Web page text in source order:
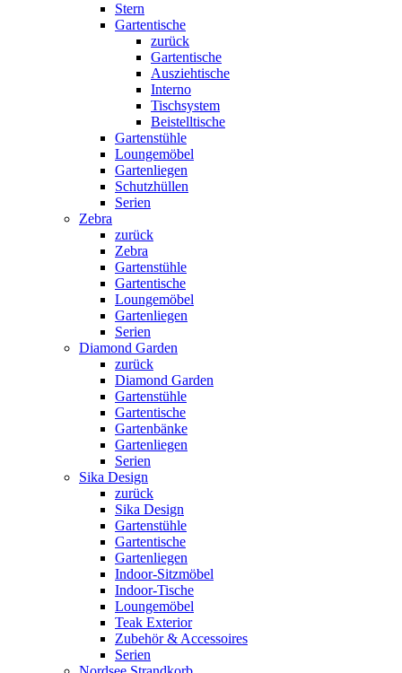
Stern
Gartentische
zurück
Gartentische
Ausziehtische
Interno
Tischsystem
Beistelltische
Gartenstühle
Loungemöbel
Gartenliegen
Schutzhüllen
Serien
Zebra
zurück
Zebra
Gartenstühle
Gartentische
Loungemöbel
Gartenliegen
Serien
Diamond Garden
zurück
Diamond Garden
Gartenstühle
Gartentische
Gartenbänke
Gartenliegen
Serien
Sika Design
zurück
Sika Design
Gartenstühle
Gartentische
Gartenliegen
Indoor-Sitzmöbel
Indoor-Tische
Loungemöbel
Teak Exterior
Zubehör & Accessoires
Serien